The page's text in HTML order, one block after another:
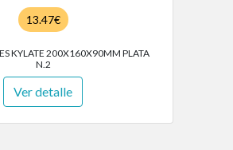
13.47€
KYLATE 200X160X90MM PLATA
N.2
Ver detalle